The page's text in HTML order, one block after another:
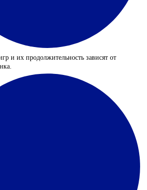
и их продолжительность зависят от